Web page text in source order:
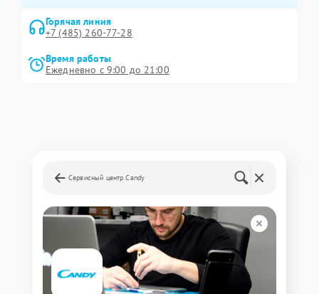
Горячая линия
+7 (485) 260-77-28
Время работы
Ежедневно с 9:00 до 21:00
Сервисный центр Candy